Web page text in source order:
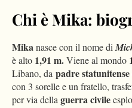
Chi è Mika:
Mikanasce con il nome di
è alto 1,91 m.Viene al mondo
Libano, da padre
con 3 sorelle e un fratello,
per via dellaguerra civile